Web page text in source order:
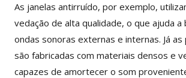
As janelas antirruído, por exemplo,
vedação de alta qualidade, o que ajuda a
ondas sonoras externas e internas. Já
são fabricadas com materiais densos e
capazes de amortecer o som